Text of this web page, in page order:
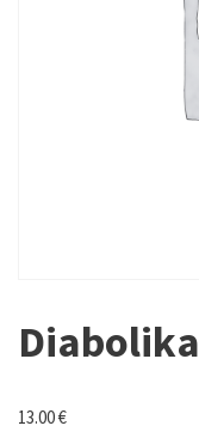
Diabolika
13.00€